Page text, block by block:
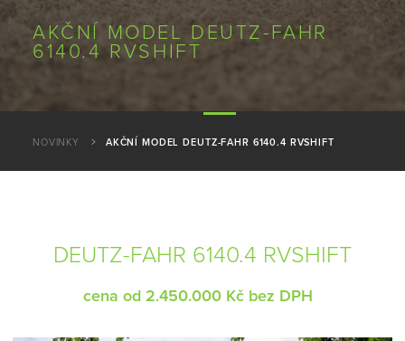
AKČNÍ MODEL DEUTZ-FAHR
6140.4 RVSHIFT
NOVINKY AKČNÍ MODEL DEUTZ-FAHR 6140.4 RVSHIFT
DEUTZ-FAHR 6140.4 RVSHIFT
cena od 2.450.000 Kč bez DPH